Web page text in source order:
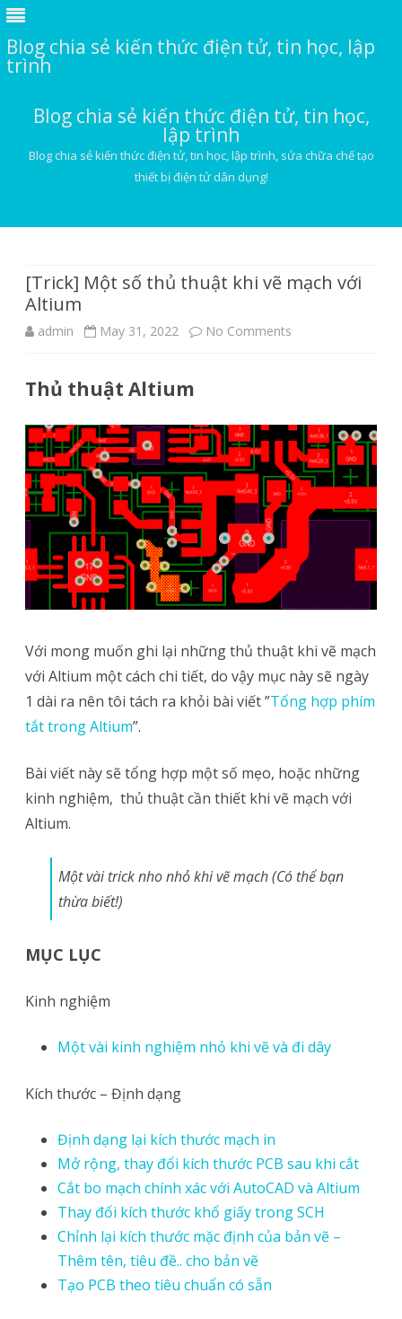
Blog chia sẻ kiến thức điện tử, tin học, lập
trình
Blog chia sẻ kiến thức điện tử, tin học,
lập trình
Blog chia sẻ kiến thức điện tử, tin học, lập trình, sửa chữa chế tạo
thiết bị điện tử dân dụng!
[Trick] Một số thủ thuật khi vẽ mạch với
Altium
admin May 31, 2022 No Comments
số
thủ
thuật
mạch
với
Altium
Thủ thuật Altium
Với mong muốn ghi lại những thủ thuật khi vẽ mạch
với Altium một cách chi tiết, do vậy mục này sẽ ngày
1 dài ra nên tôi tách ra khỏi bài viết ”Tổng hợp phím
tắt trong Altium”.
Bài viết này sẽ tổng hợp một số mẹo, hoặc những
kinh nghiệm, thủ thuật cần thiết khi vẽ mạch với
Altium.
Một vài trick nho nhỏ khi vẽ mạch (Có thể bạn
thừa biết!)
MỤC LỤC
Kinh nghiệm
Một vài kinh nghiệm nhỏ khi vẽ và đi dây
Kích thước – Định dạng
Định dạng lại kích thước mạch in
Mở rộng, thay đổi kích thước PCB sau khi cắt
Cắt bo mạch chính xác với AutoCAD và Altium
Thay đổi kích thước khổ giấy trong SCH
Chỉnh lại kích thước mặc định của bản vẽ –
Thêm tên, tiêu đề.. cho bản vẽ
Tạo PCB theo tiêu chuẩn có sẵn